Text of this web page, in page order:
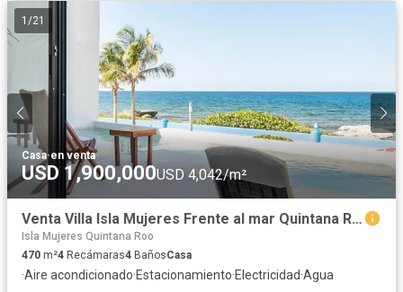
de actividades culturales y deportivas. La excelente ubicación del
desarrollo nos permite estar a minutos de plazas comerciales,
hospitales, escuelas. Aceptamos todos los créditos. Pregunta a
tu asesor. Residencial
1 /21
Casa·en venta
USD 1,900,000USD 4,042/m²
Venta Villa Isla Mujeres Frente al mar Quintana Roo
Isla Mujeres Quintana Roo
470 m²4 Recámaras4 BañosCasa
·Aire acondicionado·Estacionamiento·Electricidad·Agua